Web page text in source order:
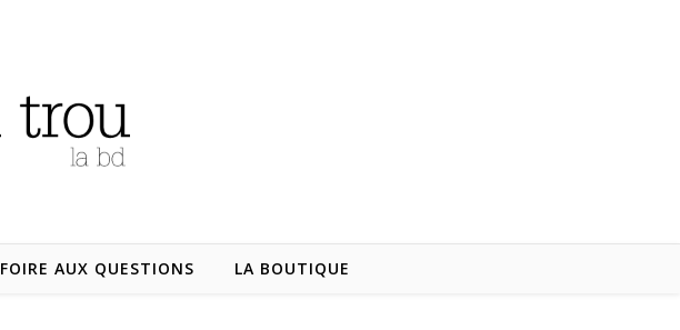
FOIRE AUX QUESTIONS LA BOUTIQUE